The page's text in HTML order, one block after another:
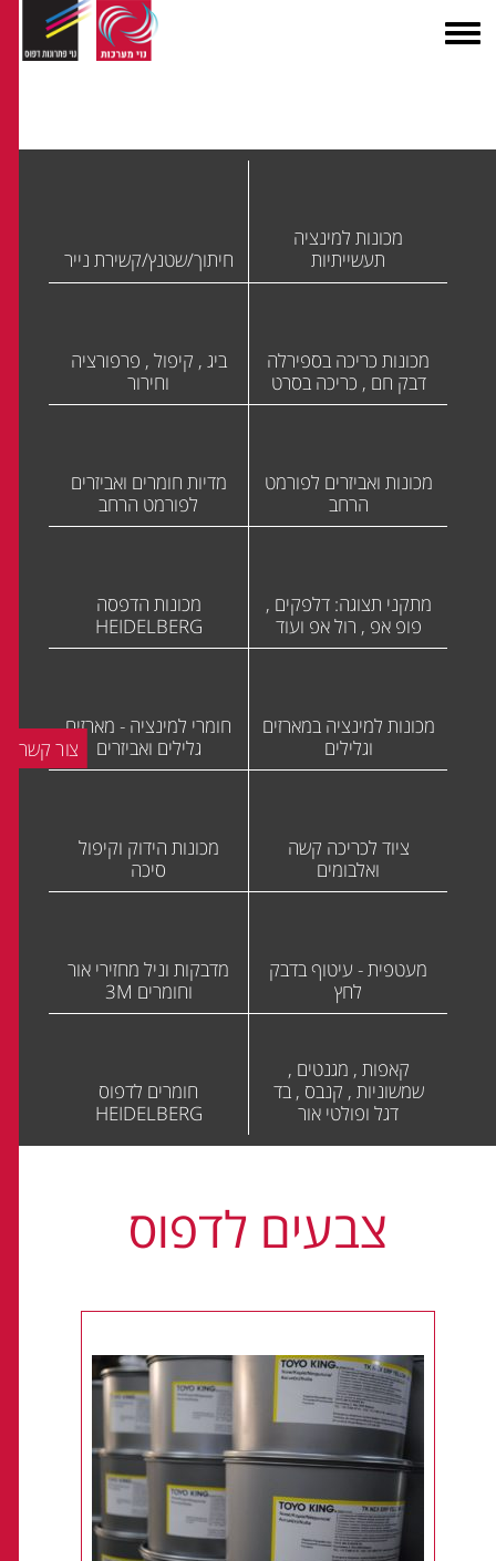
מכונות למינציה
תעשייתיות
חיתוך/שטנץ/קשירת נייר
מכונות כריכה בספירלה
דבק חם , כריכה בסרט
ביג , קיפול , פרפורציה
וחירור
מכונות ואביזרים לפורמט
הרחב
מדיות חומרים ואביזרים
לפורמט הרחב
מתקני תצוגה: דלפקים ,
פופ אפ , רול אפ ועוד
מכונות הדפסה
HEIDELBERG
מכונות למינציה במארזים
וגלילים
חומרי למינציה - מארזים
גלילים ואביזרים
ציוד לכריכה קשה
ואלבומים
מכונות הידוק וקיפול
סיכה
מעטפית - עיטוף בדבק
לחץ
מדבקות וניל מחזירי אור
וחומרים 3M
קאפות , מגנטים ,
שמשוניות , קנבס , בד
דגל ופולטי אור
חומרים לדפוס
HEIDELBERG
צבעים לדפוס
צור קשר